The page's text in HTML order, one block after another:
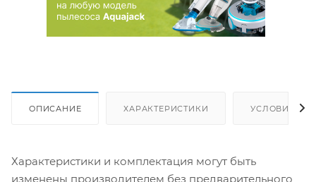
ОПИСАНИЕ ХАРАКТЕРИСТИКИ УСЛОВИЯ
Характеристики и комплектация могут быть
изменены производителем без предварительного